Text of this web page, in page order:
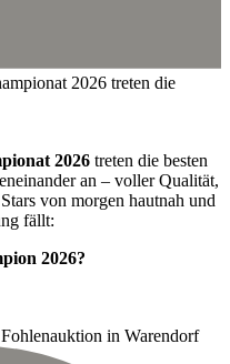
2026 treten die
2026 treten die besten
an – voller Qualität,
von morgen hautnah und
fällt:
2026?
in Warendorf